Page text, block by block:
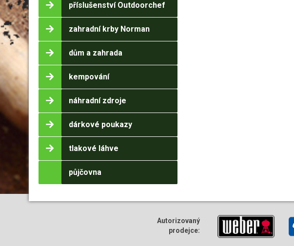
příslušenství Outdoorchef
zahradní krby Norman
dům a zahrada
kempování
náhradní zdroje
dárkové poukazy
tlakové láhve
půjčovna
Autorizovaný
prodejce: